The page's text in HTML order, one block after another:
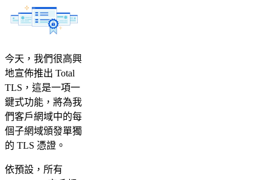
今天，我們很高興
地宣佈推出 Total
TLS，這是一項一
鍵式功能，將為我
們客戶網域中的每
個子網域頒發單獨
的 TLS 憑證。
依預設，所有